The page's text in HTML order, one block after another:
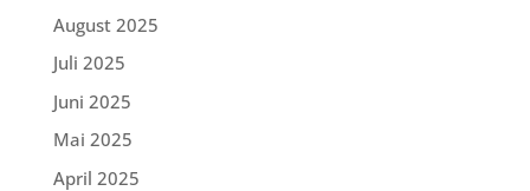
August 2025
Juli 2025
Juni 2025
Mai 2025
April 2025